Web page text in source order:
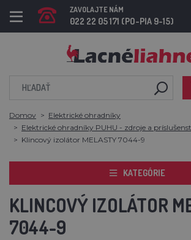
ZAVOLAJTE NÁM
022 22 05 171 (PO-PIA 9-15)
Domov
Elektrické ohradníky
Elektrické ohradníky PUHU - zdroje a
Klincový izolátor MELASTY 7044-9
KATEGÓRIE
KLINCOVÝ IZOLÁTOR
7044-9